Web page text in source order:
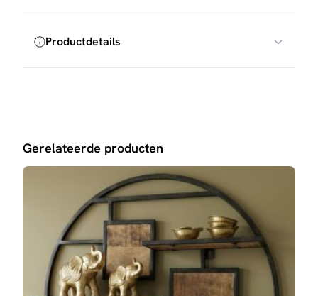
Productdetails
Gerelateerde producten